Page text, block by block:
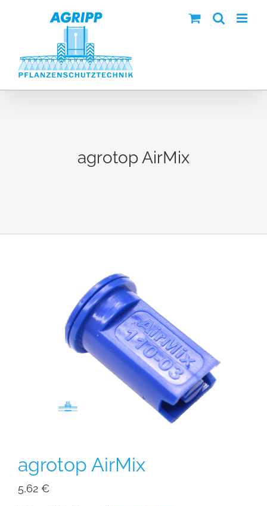
agrotop AirMix
agrotop AirMix
5,62 €